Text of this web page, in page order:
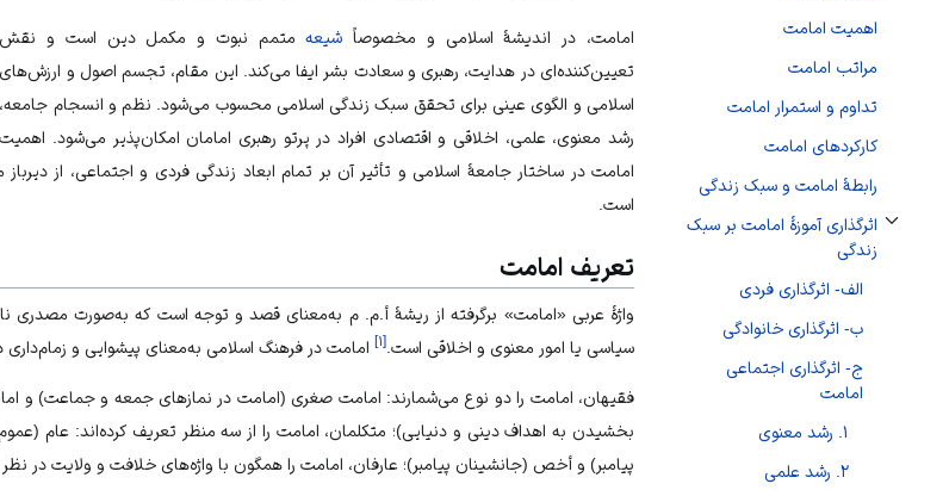
اهمیت امامت
مراتب امامت
تداوم و استمرار امامت
کارکردهای امامت
رابطهٔ امامت و سبک زندگی
اثرگذاری آموزهٔ امامت بر سبک
زندگی
تغییر وضعیت زیربخش‌های اثرگذاری آموزهٔ امامت بر سبک زندگی
الف- اثرگذاری فردی
ب- اثرگذاری خانوادگی
ج- اثرگذاری اجتماعی
امامت
۱. رشد معنوی
۲. رشد علمی
امامت، در اندیشهٔ اسلامی و مخصوصاً شیعهمتمم نبوت و مکمل دین است و نقش
تعیین‌کننده‌ای در هدایت، رهبری وسعادت بشر ایفا می‌کند. این مقام، تجسم اصول و ارزش‌های
اسلامی و الگوی عینی برای تحقق سبک زندگی اسلامی محسوب می‌شود. نظم و انسجام جامعه،
رشد معنوی، علمی، اخلاقی و اقتصادی افراد در پرتو رهبری امامان امکان‌پذیر می‌شود. اهمیت
امامت در ساختار جامعهٔ اسلامی و تأثیر آن بر تمام ابعاد زندگی فردی و اجتماعی، از
است.
تعریف امامت
واژهٔ عربی «امامت» برگرفته از ریشهٔ أ.م. م به‌معنای قصد و توجه است که به‌صورت مصدری
سیاسی یا امور معنوی و اخلاقی است.[۱] امامت در فرهنگ اسلامی به‌معنای پیشوایی و
فقیهان، امامت را دو نوع می‌شمارند: امامت صغری (امامت در نمازهای جمعه و جماعت) و
بخشیدن به اهداف دینی و دنیایی)؛ متکلمان، امامت را از سه منظر تعریف کرده‌اند: عام
پیامبر) و أخص (جانشینان پیامبر)؛ عارفان، امامت را همگون با واژه‌های خلافت و ولایت در